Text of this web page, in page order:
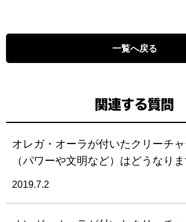
一覧へ戻る
関連する質問
オレガ・オーラが付いたクリーチ
（パワーや文明など）はどうなりま
2019.7.2